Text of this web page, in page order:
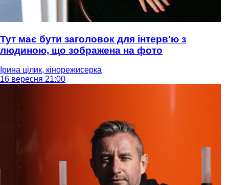
Тут має бути заголовок для інтерв'ю з
людиною, що зображена на фото
Ірина цілик, кінорежисерка
16 вересня 21:00